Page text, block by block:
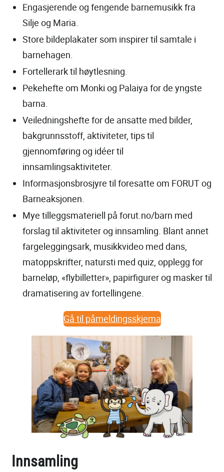
Engasjerende og fengende barnemusikk fra
Silje og Maria.
Store bildeplakater som inspirer til samtale i
barnehagen.
Fortellerark til høytlesning.
Pekehefte om Monki og Palaiya for de yngste
barna.
Veiledningshefte for de ansatte med bilder,
bakgrunnsstoff, aktiviteter, tips til
gjennomføring og idéer til
innsamlingsaktiviteter.
Informasjonsbrosjyre til foresatte om FORUT og
Barneaksjonen.
Mye tilleggsmateriell på forut.no/barn med
forslag til aktiviteter og innsamling. Blant annet
fargeleggingsark, musikkvideo med dans,
matoppskrifter, natursti med quiz, opplegg for
barneløp, «flybilletter», papirfigurer og masker til
dramatisering av fortellingene.
Gå til påmeldingsskjema
Innsamling